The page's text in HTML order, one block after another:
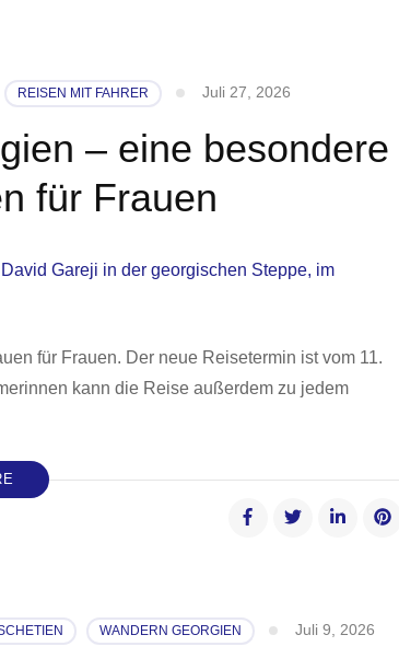
REISEN MIT FAHRER Juli 27, 2026
– eine besondere
für Frauen
für Frauen. Der neue Reisetermin ist vom 11.
kann die Reise außerdem zu jedem
WANDERN GEORGIEN Juli 9, 2026